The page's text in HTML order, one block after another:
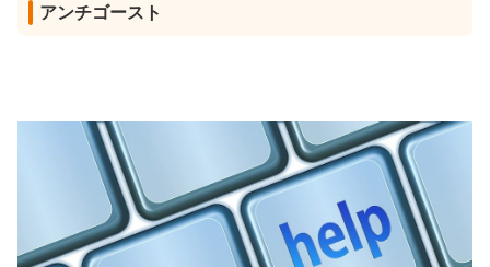
アンチゴースト